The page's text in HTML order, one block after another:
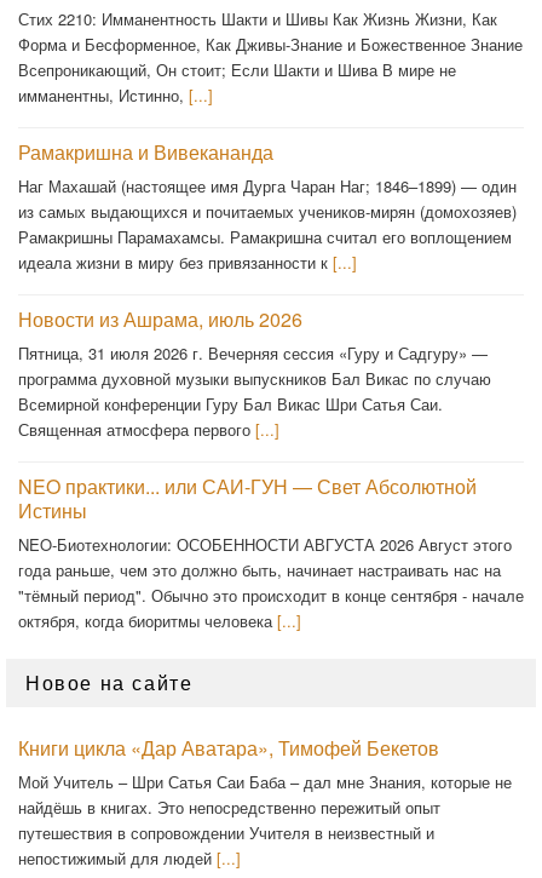
Стих 2210: Имманентность Шакти и Шивы Как Жизнь Жизни, Как
Форма и Бесформенное, Как Дживы-Знание и Божественное Знание
Всепроникающий, Он стоит; Если Шакти и Шива В мире не
имманентны, Истинно, [...]
Рамакришна и Вивекананда
Наг Махашай (настоящее имя Дурга Чаран Наг; 1846–1899) — один
из самых выдающихся и почитаемых учеников-мирян (домохозяев)
Рамакришны Парамахамсы. Рамакришна считал его воплощением
идеала жизни в миру без привязанности к [...]
Новости из Ашрама, июль 2026
Пятница, 31 июля 2026 г. Вечерняя сессия «Гуру и Садгуру» —
программа духовной музыки выпускников Бал Викас по случаю
Всемирной конференции Гуру Бал Викас Шри Сатья Саи.
Священная атмосфера первого [...]
NEO практики... или САИ-ГУН — Свет Абсолютной
Истины
NEO-Биотехнологии: ОСОБЕННОСТИ АВГУСТА 2026 Август этого
года раньше, чем это должно быть, начинает настраивать нас на
"тёмный период". Обычно это происходит в конце сентября - начале
октября, когда биоритмы человека [...]
Новое на сайте
Книги цикла «Дар Аватара», Тимофей Бекетов
Мой Учитель – Шри Сатья Саи Баба – дал мне Знания, которые не
найдёшь в книгах. Это непосредственно пережитый опыт
путешествия в сопровождении Учителя в неизвестный и
непостижимый для людей [...]